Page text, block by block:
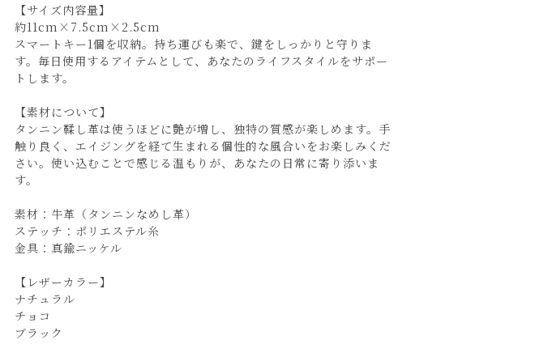
【サイズ内容量】
約11cm×7.5cm×2.5cm
スマートキー1個を収納。持ち運びも楽で、鍵をしっかりと守りま
す。毎日使用するアイテムとして、あなたのライフスタイルをサポー
トします。
【素材について】
タンニン鞣し革は使うほどに艶が増し、独特の質感が楽しめます。手
触り良く、エイジングを経て生まれる個性的な風合いをお楽しみくだ
さい。使い込むことで感じる温もりが、あなたの日常に寄り添いま
す。
素材：牛革（タンニンなめし革）
ステッチ：ポリエステル糸
金具：真鍮ニッケル
【レザーカラー】
ナチュラル
チョコ
ブラック